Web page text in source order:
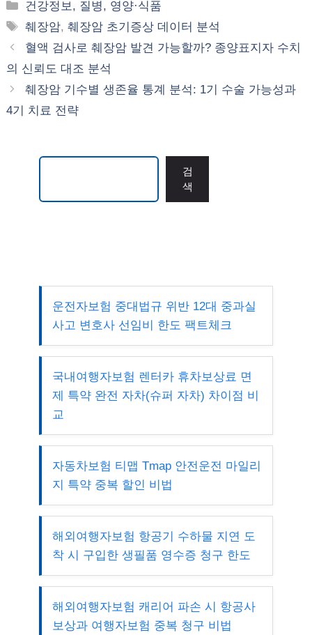
카
테
리
건강정보, 질병, 영양·식품
태
그
췌장암,췌장암 초기증상 데이터 분석
혈액 검사로 췌장암 발견 가능할까? 종양표지자 수치
의 신뢰도 대조 분석
췌장암 기수별 생존율 통계 분석: 1기 수술 가능성과
4기 치료 전략
검
색
운전자보험 중대법규 위반 12대 중과실
사고 변호사 선임비 한도 팩트체크
국내여행자보험 렌터카 휴차보상료 면
제 특약 완전 자차(슈퍼 자차) 차이점 비
교
자동차보험 티맵 Tmap 안전운전 마일리
지 특약 중복 할인 비법
해외여행자보험 항공기 수하물 지연 도
착 시 구입한 생필품 영수증 청구 한도
해외여행자보험 캐리어 파손 시 항공사
보상과 여행자보험 중복 청구 비법